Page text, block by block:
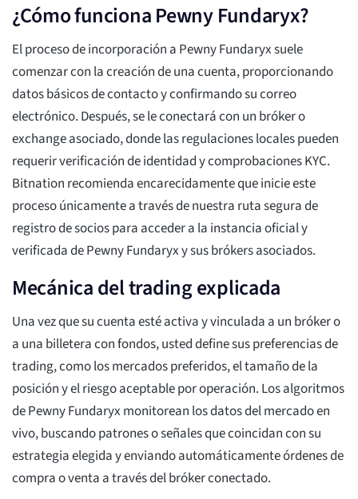
¿Cómo funciona Pewny Fundaryx?
El proceso de incorporación a Pewny Fundaryx suele
comenzar con la creación de una cuenta, proporcionando
datos básicos de contacto y confirmando su correo
electrónico. Después, se le conectará con un bróker o
exchange asociado, donde las regulaciones locales pueden
requerir verificación de identidad y comprobaciones KYC.
Bitnation recomienda encarecidamente que inicie este
proceso únicamente a través de nuestra ruta segura de
registro de socios para acceder a la instancia oficial y
verificada de Pewny Fundaryx y sus brókers asociados.
Mecánica del trading explicada
Una vez que su cuenta esté activa y vinculada a un bróker o
a una billetera con fondos, usted define sus preferencias de
trading, como los mercados preferidos, el tamaño de la
posición y el riesgo aceptable por operación. Los algoritmos
de Pewny Fundaryx monitorean los datos del mercado en
vivo, buscando patrones o señales que coincidan con su
estrategia elegida y enviando automáticamente órdenes de
compra o venta a través del bróker conectado.